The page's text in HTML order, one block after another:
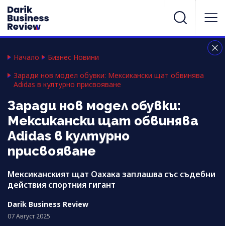
Начало
Бизнес Новини
Заради нов модел обувки: Мексикански щат обвинява
Adidas в културно присвояване
Заради нов модел обувки:
Мексикански щат обвинява
Adidas в културно
присвояване
Мексиканският щат Оахака заплашва със съдебни
действия спортния гигант
Darik Business Review
07 Август 2025